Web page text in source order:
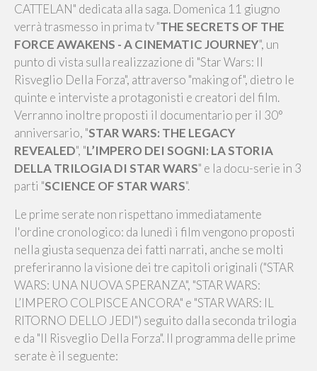
CATTELAN" dedicata alla saga. Domenica 11 giugno
verrà trasmesso in prima tv "THE SECRETS OF THE
FORCE AWAKENS - A CINEMATIC JOURNEY", un
punto di vista sulla realizzazione di "Star Wars: Il
Risveglio Della Forza", attraverso "making of", dietro le
quinte e interviste a protagonisti e creatori del film.
Verranno inoltre proposti il documentario per il 30°
anniversario, "STAR WARS: THE LEGACY
REVEALED", "L’IMPERO DEI SOGNI: LA STORIA
DELLA TRILOGIA DI STAR WARS" e la docu-serie in 3
parti "SCIENCE OF STAR WARS".
Le prime serate non rispettano immediatamente
l'ordine cronologico: da lunedì i film vengono proposti
nella giusta sequenza dei fatti narrati, anche se molti
preferiranno la visione dei tre capitoli originali ("STAR
WARS: UNA NUOVA SPERANZA", "STAR WARS:
L’IMPERO COLPISCE ANCORA" e "STAR WARS: IL
RITORNO DELLO JEDI") seguito dalla seconda trilogia
e da "Il Risveglio Della Forza". Il programma delle prime
serate è il seguente: